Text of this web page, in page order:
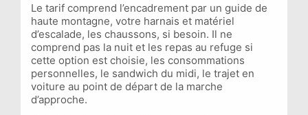
Le tarif comprend l’encadrement par un guide de
haute montagne, votre harnais et matériel
d’escalade, les chaussons, si besoin. Il ne
comprend pas la nuit et les repas au refuge si
cette option est choisie, les consommations
personnelles, le sandwich du midi, le trajet en
voiture au point de départ de la marche
d’approche.